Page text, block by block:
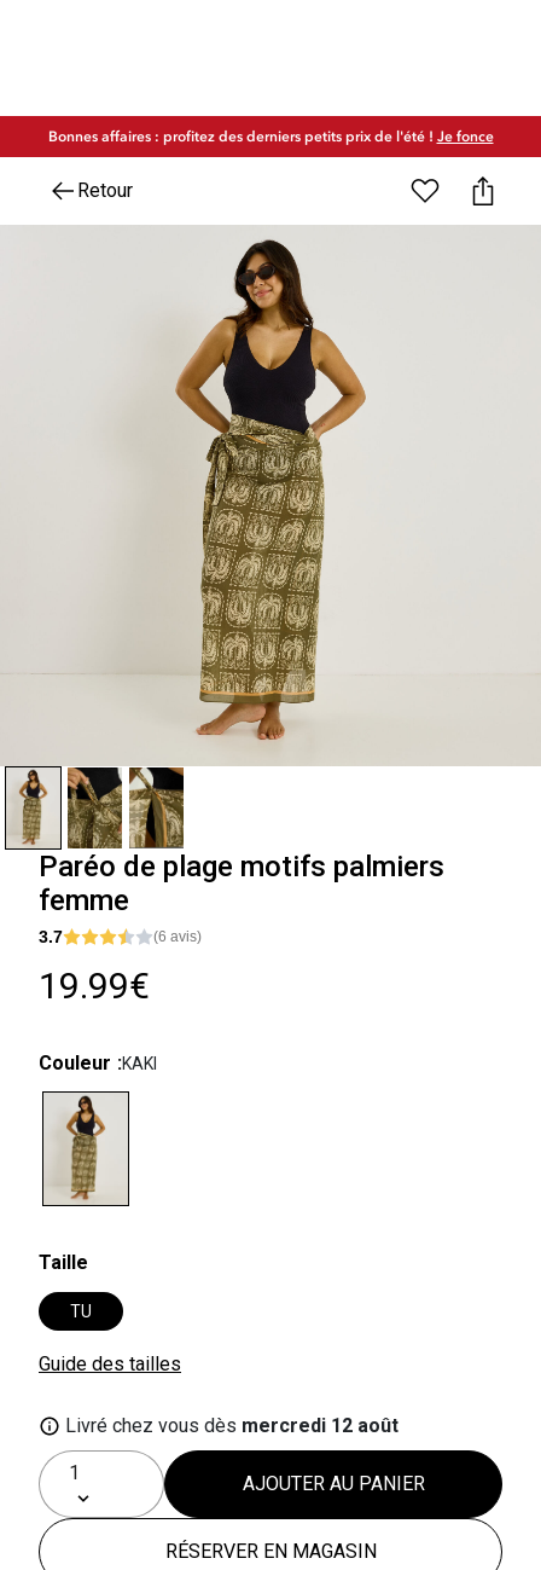
Bonnes affaires : profitez des derniers petits prix de l'été ! Je fonce
Retour
Paréo de plage motifs palmiers
femme
3.7 (6 avis)
19.99€
Couleur KAKI
Taille
TU
Guide des tailles
Livré chez vous dès mercredi 12 août
AJOUTER AU PANIER
RÉSERVER EN MAGASIN